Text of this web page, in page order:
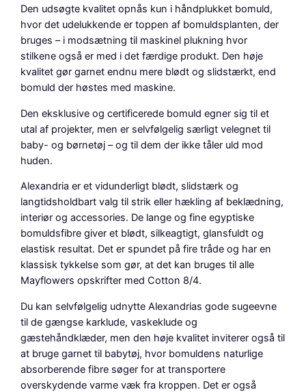
r
i
a
,
P
a
t
e
l
b
å
a
n
a
l
Den udsøgte kvalitet opnås kun i håndplukket bomuld,
hvor det udelukkende er toppen af bomuldsplanten, der
bruges – i modsætning til maskinel plukning hvor
stilkene også er med i det færdige produkt. Den høje
kvalitet gør garnet endnu mere blødt og slidstærkt, end
bomuld der høstes med maskine.
Den eksklusive og certificerede bomuld egner sig til et
utal af projekter, men er selvfølgelig særligt velegnet til
baby- og børnetøj – og til dem der ikke tåler uld mod
huden.
Alexandria er et vidunderligt blødt, slidstærk og
langtidsholdbart valg til strik eller hækling af beklædning,
interiør og accessories. De lange og fine egyptiske
bomuldsfibre giver et blødt, silkeagtigt, glansfuldt og
elastisk resultat. Det er spundet på fire tråde og har en
klassisk tykkelse som gør, at det kan bruges til alle
Mayflowers opskrifter med Cotton 8/4.
Du kan selvfølgelig udnytte Alexandrias gode sugeevne
til de gængse karklude, vaskeklude og
gæstehåndklæder, men den høje kvalitet inviterer også til
at bruge garnet til babytøj, hvor bomuldens naturlige
absorberende fibre søger for at transportere
overskydende varme væk fra kroppen. Det er også